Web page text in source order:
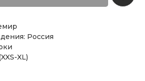
Россия
XL)